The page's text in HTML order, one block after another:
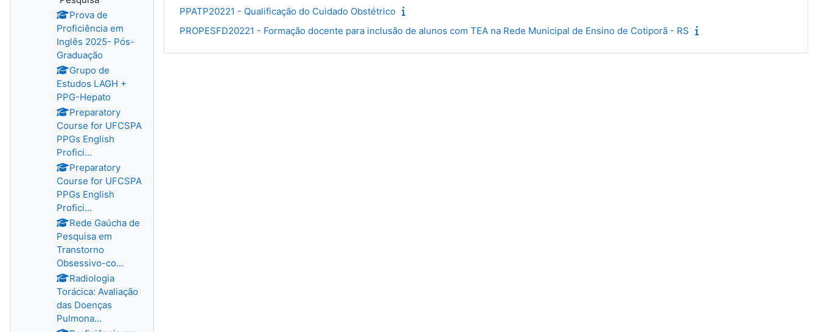
PPATP20221 - Qualificação do Cuidado Obstétrico
PROPESFD20221 - Formação docente para inclusão de alunos com TEA na Rede Municipal de Ensino de Cotiporã - RS
Prova de
Proficiência em
Inglês 2025- Pós-
Graduação
Grupo de
Estudos LAGH +
PPG-Hepato
Preparatory
Course for UFCSPA
PPGs English
Profici...
Preparatory
Course for UFCSPA
PPGs English
Profici...
Rede Gaúcha de
Pesquisa em
Transtorno
Obsessivo-co...
Radiologia
Torácica: Avaliação
das Doenças
Pulmona...